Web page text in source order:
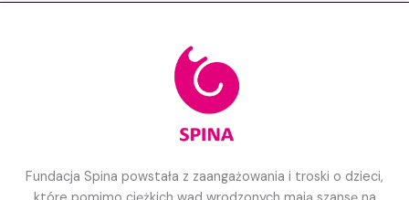
Fundacja Spina powstała z zaangażowania i troski o dzieci,